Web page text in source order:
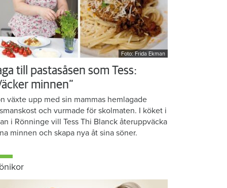
Foto: Frida Ekman
till pastasåsen som Tess:
minnen”
växte upp med sin mammas hemlagade
och vurmade för skolmaten. I köket i
i Rönninge vill Tess Thi Blanck återuppväcka
minnen och skapa nya åt sina söner.